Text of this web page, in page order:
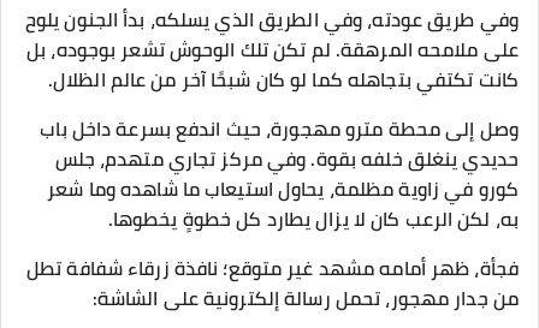
وفي طريق عودته، وفي الطريق الذي يسلكه، بدأ الجنون يلوح
على ملامحه المرهقة. لم تكن تلك الوحوش تشعر بوجوده، بل
كانت تكتفي بتجاهله كما لو كان شبحًا آخر من عالم الظلال.
وصل إلى محطة مترو مهجورة، حيث اندفع بسرعة داخل باب
حديدي ينغلق خلفه بقوة. وفي مركز تجاري متهدم، جلس
كورو في زاوية مظلمة، يحاول استيعاب ما شاهده وما شعر
به، لكن الرعب كان لا يزال يطارد كل خطوةٍ يخطوها.
فجأة، ظهر أمامه مشهد غير متوقع؛ نافذة زرقاء شفافة تطل
من جدار مهجور، تحمل رسالة إلكترونية على الشاشة: